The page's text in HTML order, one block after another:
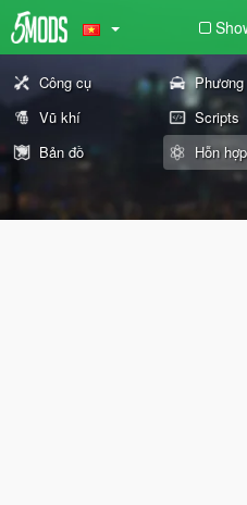
Công cụ
Vũ khí
Scripts
Bản đồ
Hỗn hợp